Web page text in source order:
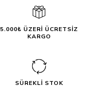
5.000₺ ÜZERİ ÜCRETSİZ
KARGO
SÜREKLİ STOK